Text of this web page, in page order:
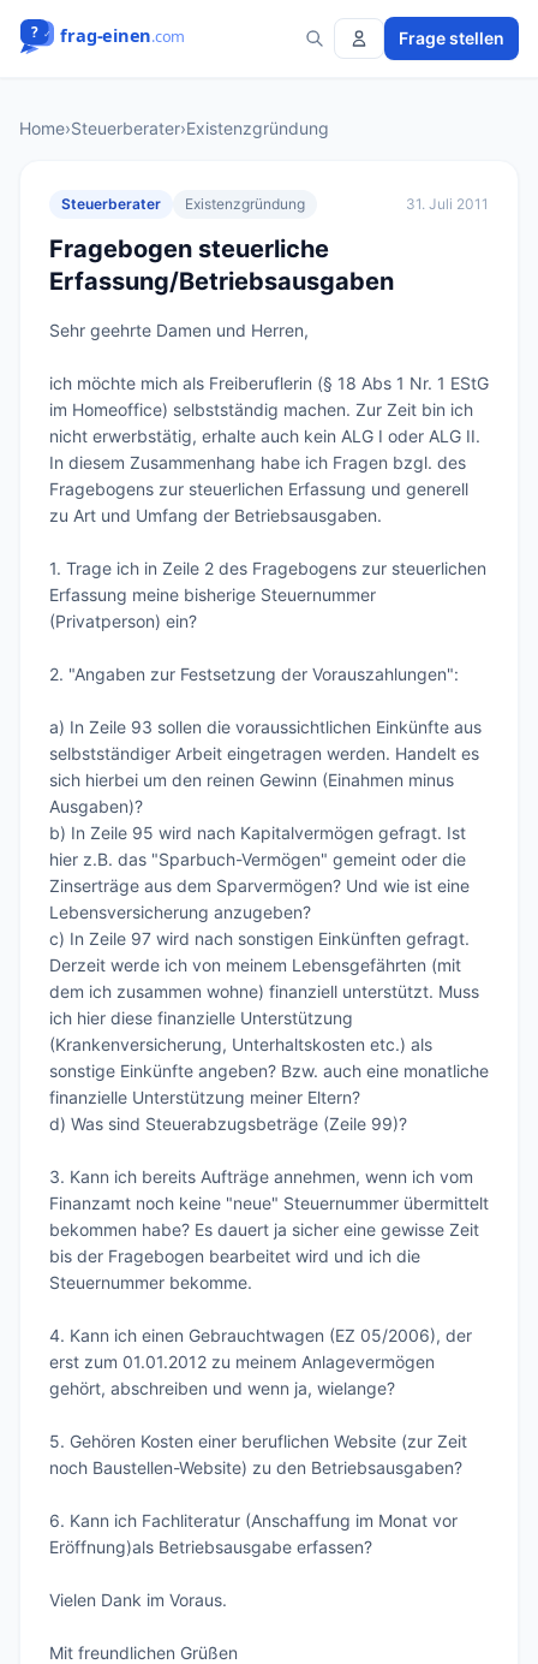
Frage stellen
Home›Steuerberater›Existenzgründung
Steuerberater Existenzgründung 31. Juli 2011
Fragebogen steuerliche
Erfassung/Betriebsausgaben
Sehr geehrte Damen und Herren,
ich möchte mich als Freiberuflerin (§ 18 Abs 1 Nr. 1 EStG
im Homeoffice) selbstständig machen. Zur Zeit bin ich
nicht erwerbstätig, erhalte auch kein ALG I oder ALG II.
In diesem Zusammenhang habe ich Fragen bzgl. des
Fragebogens zur steuerlichen Erfassung und generell
zu Art und Umfang der Betriebsausgaben.
1. Trage ich in Zeile 2 des Fragebogens zur steuerlichen
Erfassung meine bisherige Steuernummer
(Privatperson) ein?
2. "Angaben zur Festsetzung der Vorauszahlungen":
a) In Zeile 93 sollen die voraussichtlichen Einkünfte aus
selbstständiger Arbeit eingetragen werden. Handelt es
sich hierbei um den reinen Gewinn (Einahmen minus
Ausgaben)?
b) In Zeile 95 wird nach Kapitalvermögen gefragt. Ist
hier z.B. das "Sparbuch-Vermögen" gemeint oder die
Zinserträge aus dem Sparvermögen? Und wie ist eine
Lebensversicherung anzugeben?
c) In Zeile 97 wird nach sonstigen Einkünften gefragt.
Derzeit werde ich von meinem Lebensgefährten (mit
dem ich zusammen wohne) finanziell unterstützt. Muss
ich hier diese finanzielle Unterstützung
(Krankenversicherung, Unterhaltskosten etc.) als
sonstige Einkünfte angeben? Bzw. auch eine monatliche
finanzielle Unterstützung meiner Eltern?
d) Was sind Steuerabzugsbeträge (Zeile 99)?
3. Kann ich bereits Aufträge annehmen, wenn ich vom
Finanzamt noch keine "neue" Steuernummer übermittelt
bekommen habe? Es dauert ja sicher eine gewisse Zeit
bis der Fragebogen bearbeitet wird und ich die
Steuernummer bekomme.
4. Kann ich einen Gebrauchtwagen (EZ 05/2006), der
erst zum 01.01.2012 zu meinem Anlagevermögen
gehört, abschreiben und wenn ja, wielange?
5. Gehören Kosten einer beruflichen Website (zur Zeit
noch Baustellen-Website) zu den Betriebsausgaben?
6. Kann ich Fachliteratur (Anschaffung im Monat vor
Eröffnung)als Betriebsausgabe erfassen?
Vielen Dank im Voraus.
Mit freundlichen Grüßen